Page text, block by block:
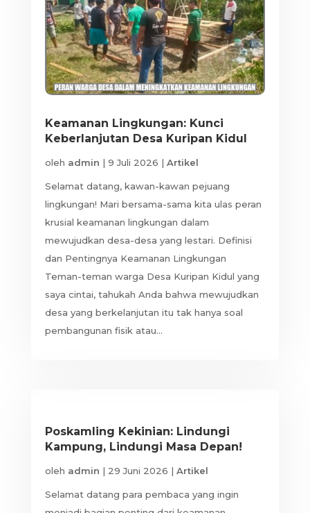
Keamanan Lingkungan: Kunci
Keberlanjutan Desa Kuripan Kidul
oleh admin | 9 Juli 2026 | Artikel
Selamat datang, kawan-kawan pejuang
lingkungan! Mari bersama-sama kita ulas peran
krusial keamanan lingkungan dalam
mewujudkan desa-desa yang lestari. Definisi
dan Pentingnya Keamanan Lingkungan
Teman-teman warga Desa Kuripan Kidul yang
saya cintai, tahukah Anda bahwa mewujudkan
desa yang berkelanjutan itu tak hanya soal
pembangunan fisik atau...
Poskamling Kekinian: Lindungi
Kampung, Lindungi Masa Depan!
oleh admin | 29 Juni 2026 | Artikel
Selamat datang para pembaca yang ingin